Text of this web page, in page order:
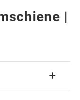
|